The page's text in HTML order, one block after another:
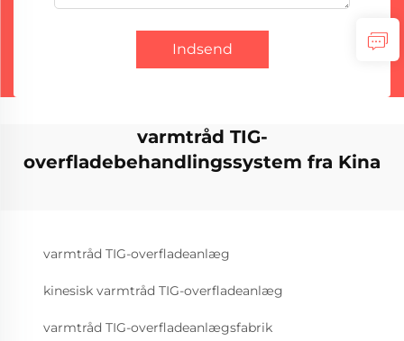
Indsend
varmtråd TIG-
overfladebehandlingssystem fra Kina
varmtråd TIG-overfladeanlæg
kinesisk varmtråd TIG-overfladeanlæg
varmtråd TIG-overfladeanlægsfabrik